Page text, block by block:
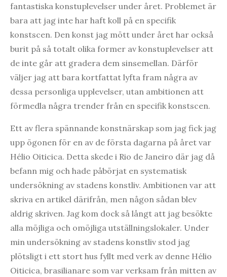
fantastiska konstuplevelser under året. Problemet är
bara att jag inte har haft koll på en specifik
konstscen. Den konst jag mött under året har också
burit på så totalt olika former av konstuplevelser att
de inte går att gradera dem sinsemellan. Därför
väljer jag att bara kortfattat lyfta fram några av
dessa personliga upplevelser, utan ambitionen att
förmedla några trender från en specifik konstscen.
Ett av flera spännande konstnärskap som jag fick jag
upp ögonen för en av de första dagarna på året var
Hélio Oiticica. Detta skede i Rio de Janeiro där jag då
befann mig och hade påbörjat en systematisk
undersökning av stadens konstliv. Ambitionen var att
skriva en artikel därifrån, men någon sådan blev
aldrig skriven. Jag kom dock så långt att jag besökte
alla möjliga och omöjliga utställningslokaler. Under
min undersökning av stadens konstliv stod jag
plötsligt i ett stort hus fyllt med verk av denne Hélio
Oiticica, brasilianare som var verksam från mitten av